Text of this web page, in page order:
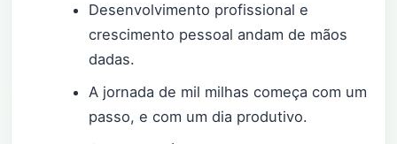
Desenvolvimento profissional e
crescimento pessoal andam de mãos
dadas.
A jornada de mil milhas começa com um
passo, e com um dia produtivo.